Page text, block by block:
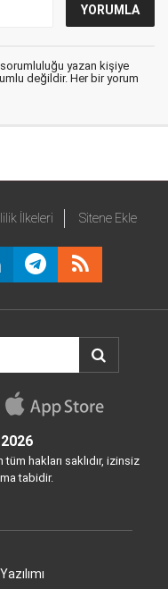
sorumluluğu yazan kişiye
değildir. Her bir yorum
İlkeleri Sitene Ekle
hakları saklıdır, izinsiz
tabidir.